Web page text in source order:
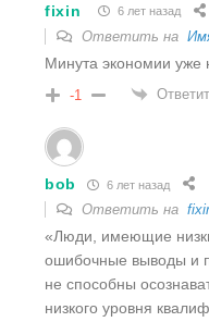
fixin 6 лет назад
Ответить на
Минута экономии уже
-1
bob 6 лет назад
Ответить на
«Люди, имеющие
ошибочные выводы и
не способны
низкого уровня